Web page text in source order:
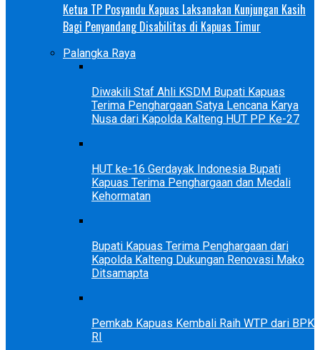
Ketua TP Posyandu Kapuas Laksanakan Kunjungan Kasih
Bagi Penyandang Disabilitas di Kapuas Timur
Palangka Raya
Diwakili Staf Ahli KSDM Bupati Kapuas
Terima Penghargaan Satya Lencana Karya
Nusa dari Kapolda Kalteng HUT PP Ke-27
HUT ke-16 Gerdayak Indonesia Bupati
Kapuas Terima Penghargaan dan Medali
Kehormatan
Bupati Kapuas Terima Penghargaan dari
Kapolda Kalteng Dukungan Renovasi Mako
Ditsamapta
Pemkab Kapuas Kembali Raih WTP dari BPK
RI